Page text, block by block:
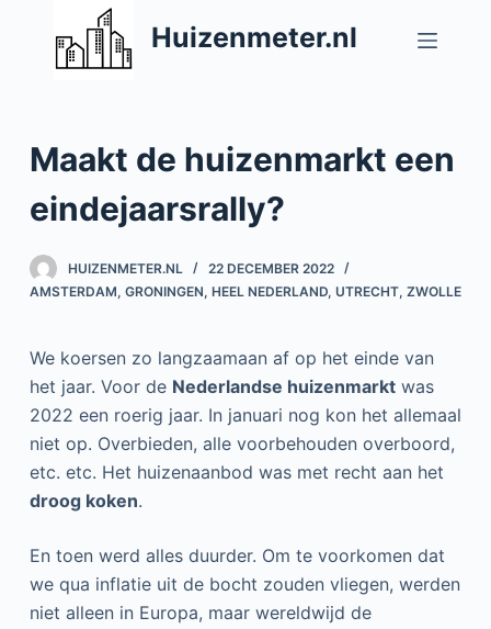
a
k
e
Huizenmeter.nl
Maakt de huizenmarkt een
eindejaarsrally?
HUIZENMETER.NL
22 DECEMBER 2022
AMSTERDAM, GRONINGEN, HEEL NEDERLAND, UTRECHT, ZWOLLE
We koersen zo langzaamaan af op het einde van
het jaar. Voor de Nederlandse huizenmarktwas
2022 een roerig jaar. In januari nog kon het allemaal
niet op. Overbieden, alle voorbehouden overboord,
etc. etc. Het huizenaanbod was met recht aan het
droog koken.
En toen werd alles duurder. Om te voorkomen dat
we qua inflatie uit de bocht zouden vliegen, werden
niet alleen in Europa, maar wereldwijd de